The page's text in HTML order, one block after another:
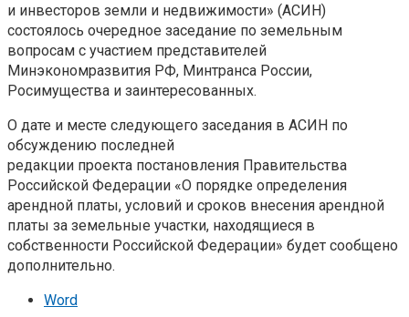
и инвесторов земли и недвижимости» (АСИН)
состоялось очередное заседание по земельным
вопросам с участием представителей
Минэкономразвития РФ, Минтранса России,
Росимущества и заинтересованных.
О дате и месте следующего заседания в АСИН по
обсуждению последней
редакции проекта постановления Правительства
Российской Федерации «О порядке определения
арендной платы, условий и сроков внесения арендной
платы за земельные участки, находящиеся в
собственности Российской Федерации» будет сообщено
дополнительно.
Word